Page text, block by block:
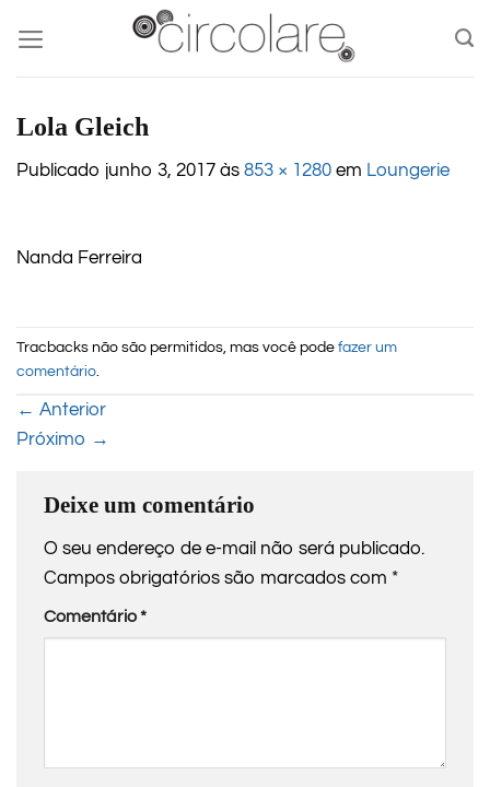
content
Lola Gleich
Publicado junho 3, 2017 às 853 × 1280 em Loungerie
Nanda Ferreira
Tracbacks não são permitidos, mas você pode fazer um
comentário.
← Anterior
Próximo →
Deixe um comentário
O seu endereço de e-mail não será publicado.
Campos obrigatórios são marcados com *
Comentário*